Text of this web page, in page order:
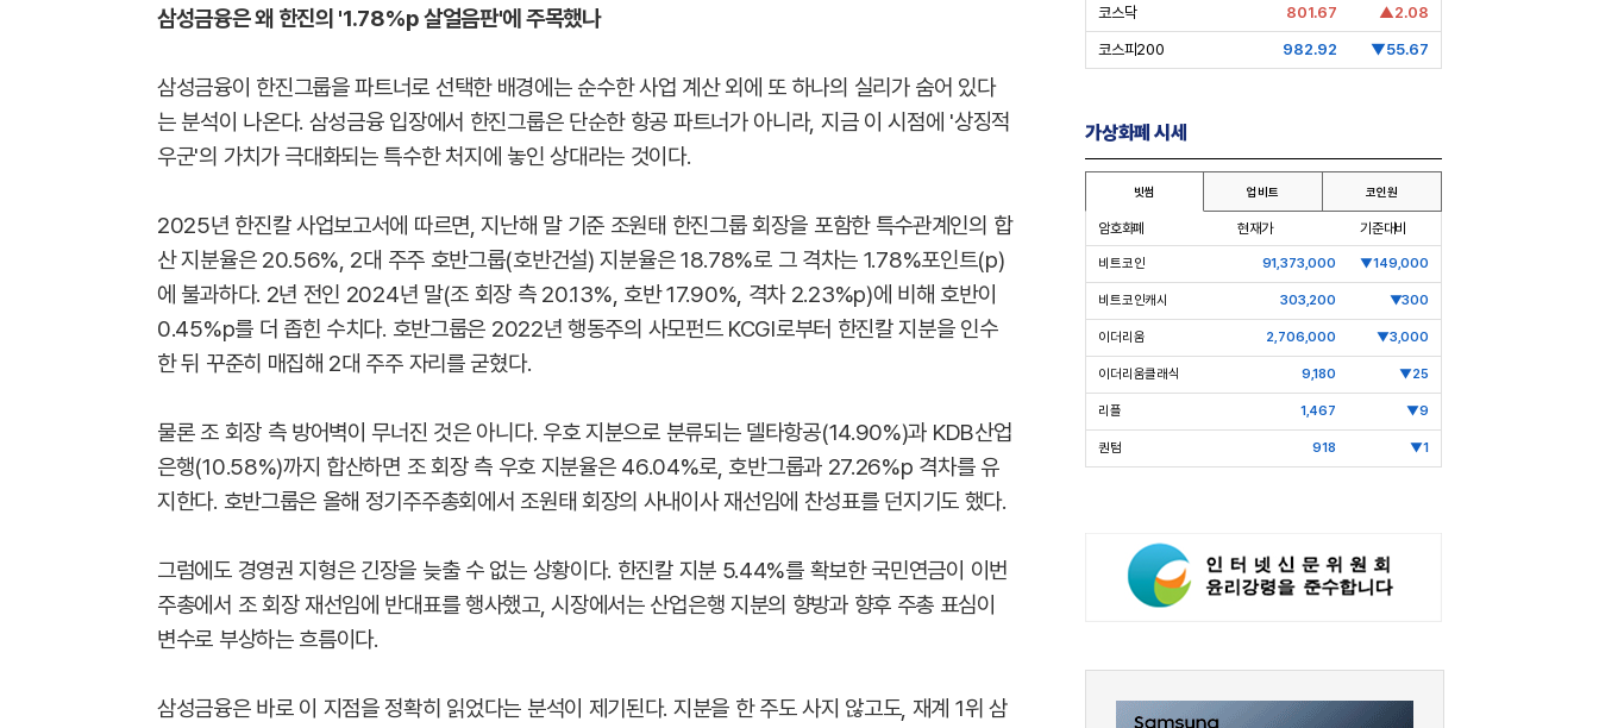
삼성금융은 왜 한진의 '1.78%p 살얼음판'에 주목했나
삼성금융이 한진그룹을 파트너로 선택한 배경에는 순수한 사업 계산 외에 또 하나의 실리가 숨어 있다
는 분석이 나온다. 삼성금융 입장에서 한진그룹은 단순한 항공 파트너가 아니라, 지금 이 시점에 '상징적
우군'의 가치가 극대화되는 특수한 처지에 놓인 상대라는 것이다.
2025년 한진칼 사업보고서에 따르면, 지난해 말 기준 조원태 한진그룹 회장을 포함한 특수관계인의 합
산 지분율은 20.56%, 2대 주주 호반그룹(호반건설) 지분율은 18.78%로 그 격차는 1.78%포인트(p)
에 불과하다. 2년 전인 2024년 말(조 회장 측 20.13%, 호반 17.90%, 격차 2.23%p)에 비해 호반이
0.45%p를 더 좁힌 수치다. 호반그룹은 2022년 행동주의 사모펀드 KCGI로부터 한진칼 지분을 인수
한 뒤 꾸준히 매집해 2대 주주 자리를 굳혔다.
물론 조 회장 측 방어벽이 무너진 것은 아니다. 우호 지분으로 분류되는 델타항공(14.90%)과 KDB산업
은행(10.58%)까지 합산하면 조 회장 측 우호 지분율은 46.04%로, 호반그룹과 27.26%p 격차를 유
지한다. 호반그룹은 올해 정기주주총회에서 조원태 회장의 사내이사 재선임에 찬성표를 던지기도 했다.
그럼에도 경영권 지형은 긴장을 늦출 수 없는 상황이다. 한진칼 지분 5.44%를 확보한 국민연금이 이번
주총에서 조 회장 재선임에 반대표를 행사했고, 시장에서는 산업은행 지분의 향방과 향후 주총 표심이
변수로 부상하는 흐름이다.
삼성금융은 바로 이 지점을 정확히 읽었다는 분석이 제기된다. 지분을 한 주도 사지 않고도, 재계 1위 삼
코스닥 801.67 ▲2.08
코스피200 982.92 ▼55.67
가상화폐 시세
빗썸 업비트 코인원
암호화폐 현재가 기준대비
비트코인 91,373,000 ▼149,000
비트코인캐시 303,200 ▼300
이더리움 2,706,000 ▼3,000
이더리움클래식 9,180 ▼25
리플 1,467 ▼9
퀀텀 918 ▼1